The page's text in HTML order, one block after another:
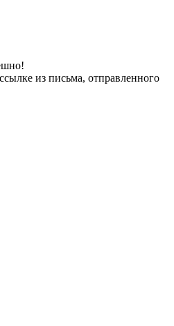
из письма, отправленного